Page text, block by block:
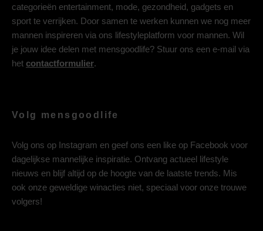
categorieën entertainment, mode, gezondheid, gadgets en
sport te verrijken. Door samen te werken kunnen we nog meer
mannen inspireren via ons lifestyleplatform voor mannen. Wil
je jouw idee delen met mensgoodlife? Stuur ons een e-mail via
het contactformulier.
Volg mensgoodlife
Volg ons op Instagram en geef ons een like op Facebook voor
dagelijkse mannelijke inspiratie. Ontvang actueel lifestyle
nieuws en blijf altijd op de hoogte van de laatste trends. Mis
ook onze geweldige winacties niet, speciaal voor onze trouwe
volgers!